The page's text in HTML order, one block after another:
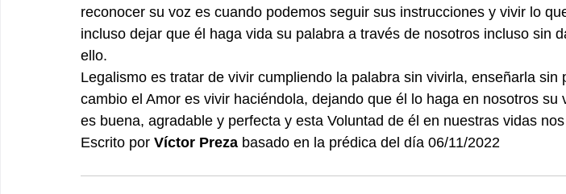
reconocer su voz es cuando podemos seguir sus instrucciones y vivir lo
incluso dejar que él haga vida su palabra a través de nosotros incluso sin
ello.
Legalismo es tratar de vivir cumpliendo la palabra sin vivirla, enseñarla sin
cambio el Amor es vivir haciéndola, dejando que él lo haga en nosotros su
es buena, agradable y perfecta y esta Voluntad de él en nuestras vidas
Escrito por Víctor Preza basado en la prédica del día 06/11/2022